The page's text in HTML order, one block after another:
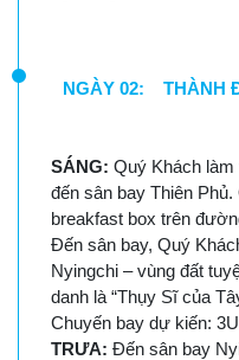
NGÀY 02: THÀNH
SÁNG: Quý Khách
đến sân bay Thiên
breakfast box trên
Đến sân bay, Quý
Nyingchi – vùng đất
danh là “Thụy Sĩ của
Chuyến bay dự kiến:
TRƯA: Đến sân bay